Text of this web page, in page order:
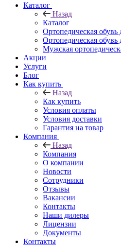
Каталог
Назад
Каталог
Ортопедическая обувь
Ортопедическая
Мужская
Акции
Услуги
Блог
Как купить
Назад
Как купить
Условия оплаты
Условия доставки
Гарантия на товар
Компания
Назад
Компания
О компании
Новости
Сотрудники
Отзывы
Вакансии
Контакты
Наши дилеры
Лицензии
Документы
Контакты